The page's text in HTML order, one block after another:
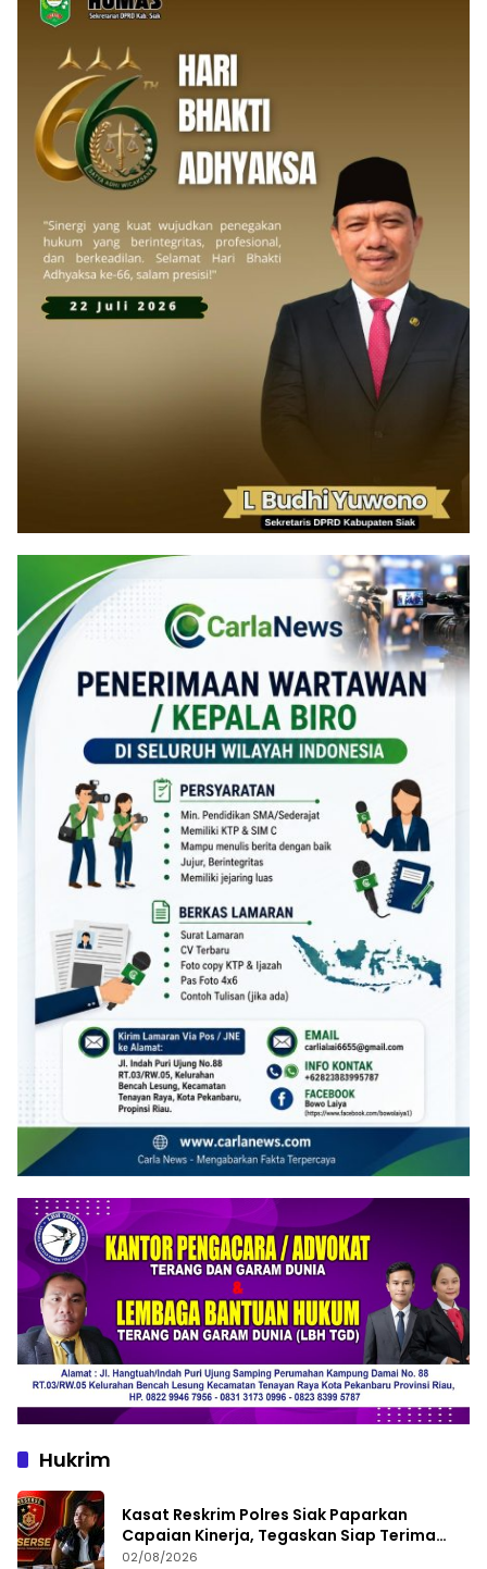
Hukrim
Kasat Reskrim Polres Siak Paparkan
Capaian Kinerja, Tegaskan Siap Terima
Kritik dan Evaluasi
02/08/2026